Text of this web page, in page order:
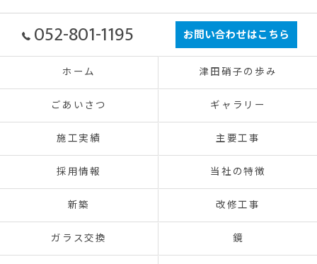
052-801-1195 お問い合わせはこちら
ホーム 津田硝子の歩み
ごあいさつ ギャラリー
施工実績 主要工事
採用情報 当社の特徴
新築 改修工事
ガラス交換 鏡